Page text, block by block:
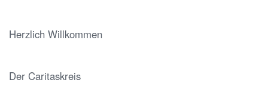
Herzlich Willkommen
Der Caritaskreis